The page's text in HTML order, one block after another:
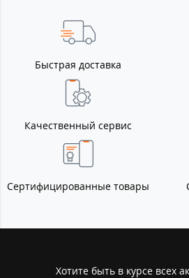
Быстрая доставка
Качественный сервис
Сертифицированные товары
Хотите быть в курсе всех